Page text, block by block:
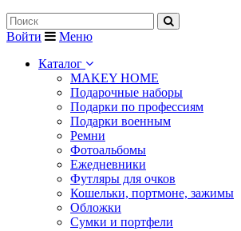
Войти
Меню
Каталог
MAKEY HOME
Подарочные наборы
Подарки по профессиям
Подарки военным
Ремни
Фотоальбомы
Ежедневники
Футляры для очков
Кошельки, портмоне, зажимы
Обложки
Сумки и портфели